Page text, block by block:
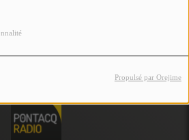
Propulsé par Orejime